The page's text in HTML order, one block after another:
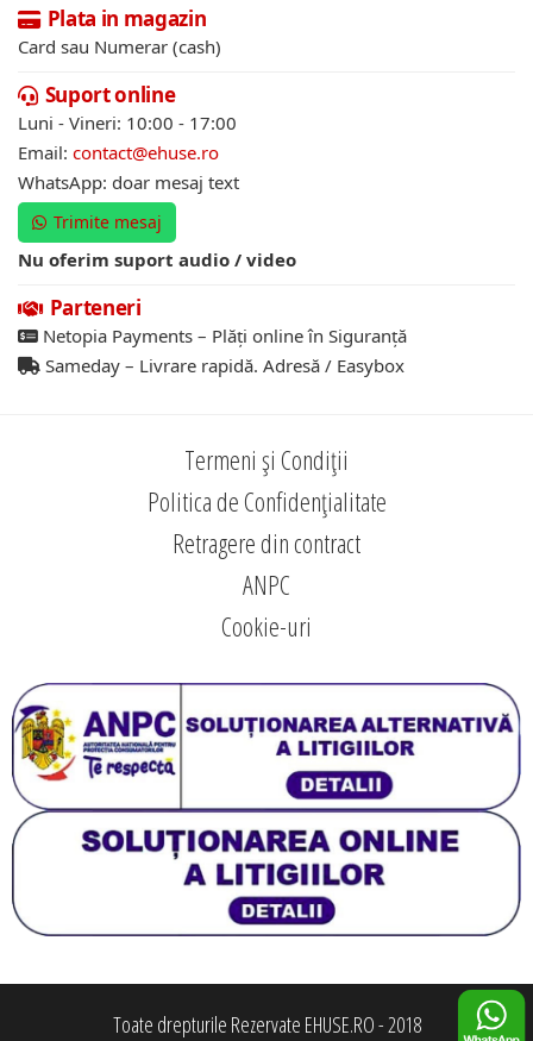
Plata in magazin
Card sau Numerar (cash)
Suport online
Luni - Vineri: 10:00 - 17:00
Email: contact@ehuse.ro
WhatsApp: doar mesaj text
Trimite mesaj
Nu oferim suport audio / video
Parteneri
Netopia Payments – Plăți online în Siguranță
Sameday – Livrare rapidă. Adresă / Easybox
Termeni și Condiții
Politica de Confidențialitate
Retragere din contract
ANPC
Cookie-uri
Toate drepturile Rezervate EHUSE.RO - 2018